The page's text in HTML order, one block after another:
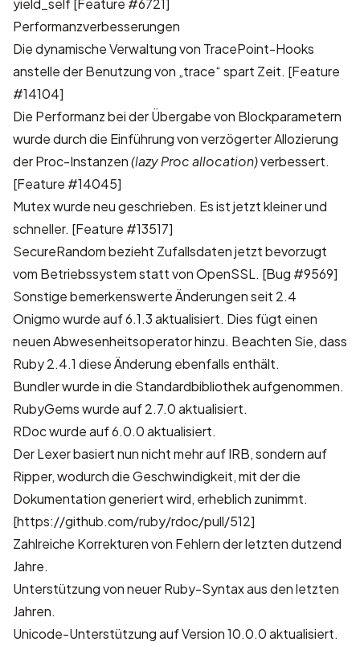
yield_self [Feature #6721]
Performanzverbesserungen
Die dynamische Verwaltung von TracePoint-Hooks
anstelle der Benutzung von „trace“ spart Zeit. [Feature
#14104]
Die Performanz bei der Übergabe von Blockparametern
wurde durch die Einführung von verzögerter Allozierung
der Proc-Instanzen(lazy Proc allocation)verbessert.
[Feature #14045]
Mutex wurde neu geschrieben. Es ist jetzt kleiner und
schneller. [Feature #13517]
SecureRandom bezieht Zufallsdaten jetzt bevorzugt
vom Betriebssystem statt von OpenSSL. [Bug #9569]
Sonstige bemerkenswerte Änderungen seit 2.4
Onigmo wurde auf 6.1.3 aktualisiert. Dies fügt einen
neuenAbwesenheitsoperatorhinzu. Beachten Sie, dass
Ruby 2.4.1 diese Änderung ebenfalls enthält.
Bundler wurde in die Standardbibliothek aufgenommen.
RubyGems wurde auf 2.7.0 aktualisiert.
RDoc wurde auf 6.0.0 aktualisiert.
Der Lexer basiert nun nicht mehr auf IRB, sondern auf
Ripper, wodurch die Geschwindigkeit, mit der die
Dokumentation generiert wird, erheblich zunimmt.
[https://github.com/ruby/rdoc/pull/512]
Zahlreiche Korrekturen von Fehlern der letzten dutzend
Jahre.
Unterstützung von neuer Ruby-Syntax aus den letzten
Jahren.
Unicode-Unterstützung auf Version 10.0.0 aktualisiert.